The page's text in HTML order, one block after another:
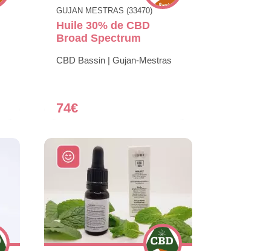
GUJAN MESTRAS (33470)
Huile 30% de CBD
Broad Spectrum
CBD Bassin | Gujan-Mestras
74€